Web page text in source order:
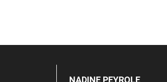
NADINE PEYROLE